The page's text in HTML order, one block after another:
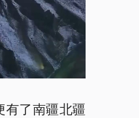
有了南疆北疆